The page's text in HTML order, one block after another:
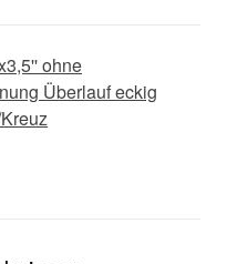
ohne
Überlauf eckig